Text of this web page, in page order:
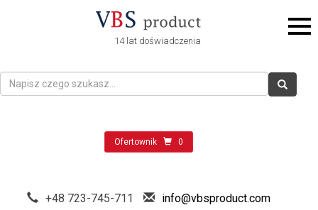
14 lat doświadczenia
Ofertownik 0
+48 723-745-711 info@vbsproduct.com